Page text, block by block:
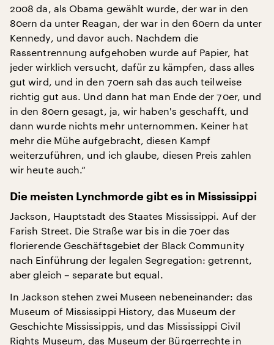
2008 da, als Obama gewählt wurde, der war in den
80ern da unter Reagan, der war in den 60ern da unter
Kennedy, und davor auch. Nachdem die
Rassentrennung aufgehoben wurde auf Papier, hat
jeder wirklich versucht, dafür zu kämpfen, dass alles
gut wird, und in den 70ern sah das auch teilweise
richtig gut aus. Und dann hat man Ende der 70er, und
in den 80ern gesagt, ja, wir haben's geschafft, und
dann wurde nichts mehr unternommen. Keiner hat
mehr die Mühe aufgebracht, diesen Kampf
weiterzuführen, und ich glaube, diesen Preis zahlen
wir heute auch.“
Die meisten Lynchmorde gibt es in Mississippi
Jackson, Hauptstadt des Staates Mississippi. Auf der
Farish Street. Die Straße war bis in die 70er das
florierende Geschäftsgebiet der Black Community
nach Einführung der legalen Segregation: getrennt,
aber gleich – separate but equal.
In Jackson stehen zwei Museen nebeneinander: das
Museum of Mississippi History, das Museum der
Geschichte Mississippis, und das Mississippi Civil
Rights Museum, das Museum der Bürgerrechte in